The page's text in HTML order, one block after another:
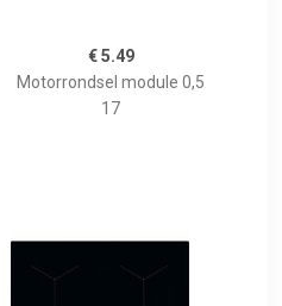
€ 5.49
Motorrondsel module 0,5
17